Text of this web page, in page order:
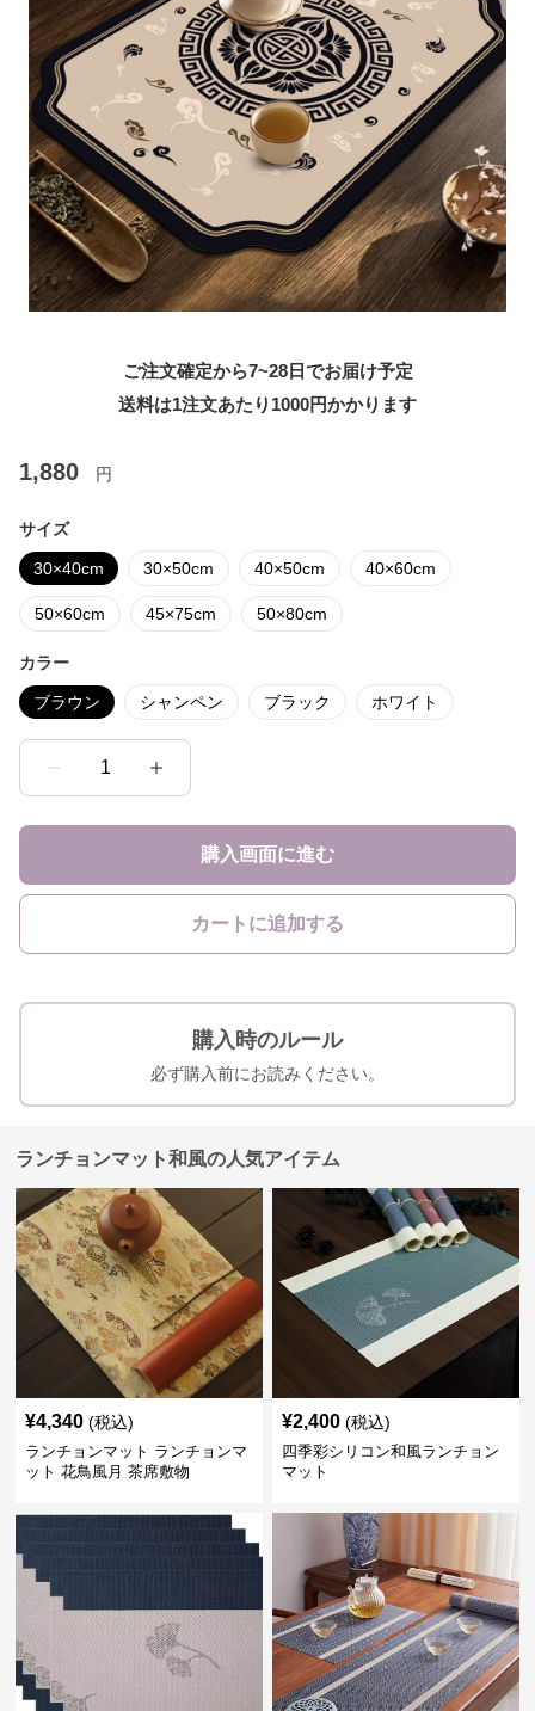
ご注文確定から7~28日でお届け予定
送料は1注文あたり 1000円かかります
1,880 円
サイズ
30×40cm 30×50cm 40×50cm 40×60cm
50×60cm 45×75cm 50×80cm
カラー
ブラウン シャンペン ブラック ホワイト
1
購入画面に進む
カートに追加する
購入時のルール
必ず購入前にお読みください。
ランチョンマット和風の人気アイテム
¥4,340 (税込)
ランチョンマット ランチョンマ
ット 花鳥風月 茶席敷物
¥2,400 (税込)
四季彩シリコン和風ランチョン
マット